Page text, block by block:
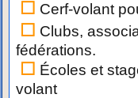
Cerf-volant
Clubs,
fédérations.
Écoles et
volant